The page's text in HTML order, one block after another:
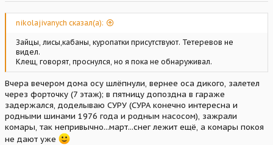
nikolajivanych сказал(а):
Зайцы, лисы,кабаны, куропатки присутствуют. Тетеревов не
видел.
Клещ, говорят, проснулся, но я пока не обнаруживал.
Вчера вечером дома осу шлёпнули, вернее оса дикого, залетел
через форточку (7 этаж); в пятницу допоздна в гараже
задержался, доделываю СУРУ (СУРА конечно интересна и
родными шинами 1976 года и родным насосом), зажрали
комары, так непривычно...март...снег лежит ещё, а комары покоя
не дают уже